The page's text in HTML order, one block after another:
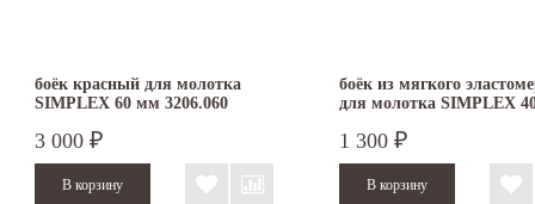
боёк красный для молотка
SIMPLEX 60 мм 3206.060
3 000 ₽
боёк из мягкого
для молотка SIMPLEX
1 300 ₽